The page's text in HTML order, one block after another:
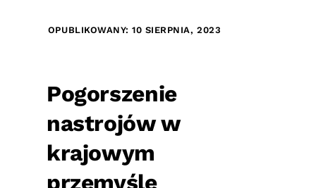
OPUBLIKOWANY: 10 SIERPNIA, 2023
Pogorszenie
nastrojów w
krajowym
przemyśle